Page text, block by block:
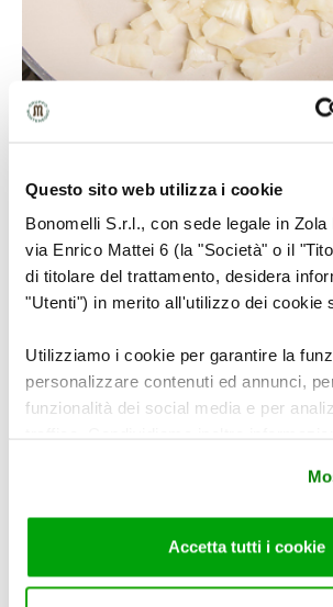
Questo sito web utilizza i cookie
Bonomelli S.r.l., con sede legale in Zola
via Enrico Mattei 6 (la "Società" o il
di titolare del trattamento, desidera
"Utenti") in merito all'utilizzo dei cookie
Utilizziamo i cookie per garantire la
personalizzare contenuti ed annunci,
funzionalità dei social media e per
di analisi dei dati web, pubblicità e
potrebbero combinarle con altre
fornito loro o che hanno raccolto dal
cookie consultare la cookie policy. Se
Accetta tutti i cookie
6
Unire gli spinaci, aggiungere un
portare a bollore.